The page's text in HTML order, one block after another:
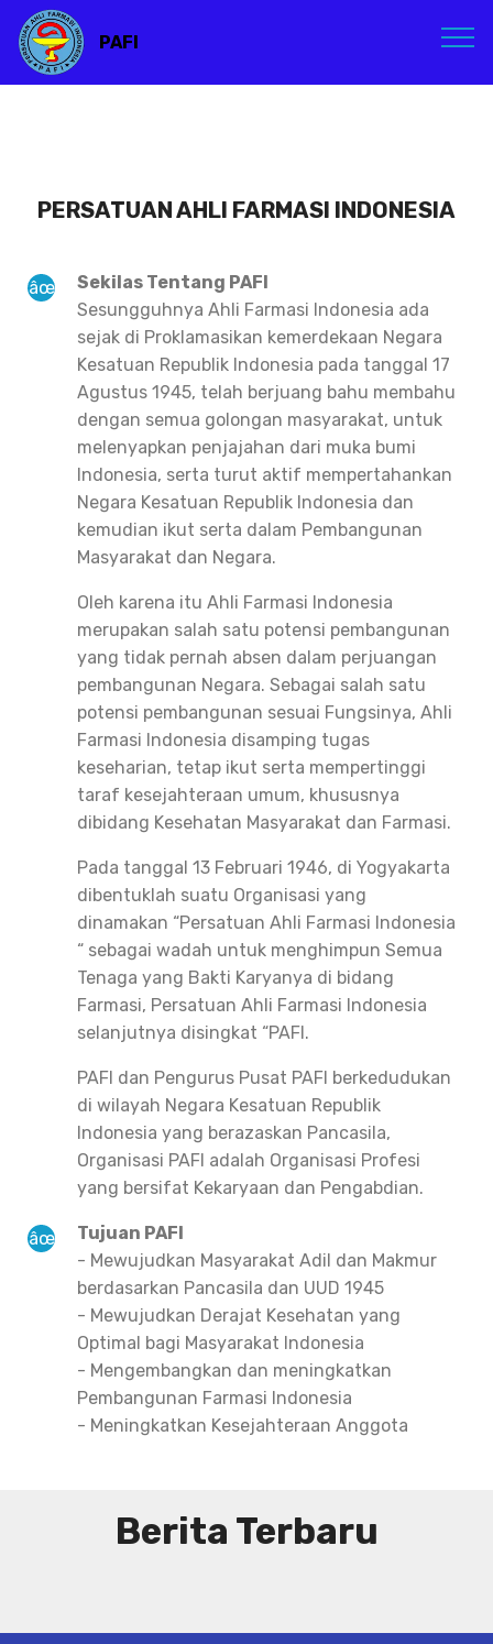
PAFI
PERSATUAN AHLI FARMASI INDONESIA
Sekilas Tentang PAFI
Sesungguhnya Ahli Farmasi Indonesia ada
sejak di Proklamasikan kemerdekaan Negara
Kesatuan Republik Indonesia pada tanggal 17
Agustus 1945, telah berjuang bahu membahu
dengan semua golongan masyarakat, untuk
melenyapkan penjajahan dari muka bumi
Indonesia, serta turut aktif mempertahankan
Negara Kesatuan Republik Indonesia dan
kemudian ikut serta dalam Pembangunan
Masyarakat dan Negara.
Oleh karena itu Ahli Farmasi Indonesia
merupakan salah satu potensi pembangunan
yang tidak pernah absen dalam perjuangan
pembangunan Negara. Sebagai salah satu
potensi pembangunan sesuai Fungsinya, Ahli
Farmasi Indonesia disamping tugas
keseharian, tetap ikut serta mempertinggi
taraf kesejahteraan umum, khususnya
dibidang Kesehatan Masyarakat dan Farmasi.
Pada tanggal 13 Februari 1946, di Yogyakarta
dibentuklah suatu Organisasi yang
dinamakan “Persatuan Ahli Farmasi Indonesia
“ sebagai wadah untuk menghimpun Semua
Tenaga yang Bakti Karyanya di bidang
Farmasi, Persatuan Ahli Farmasi Indonesia
selanjutnya disingkat “PAFI.
PAFI dan Pengurus Pusat PAFI berkedudukan
di wilayah Negara Kesatuan Republik
Indonesia yang berazaskan Pancasila,
Organisasi PAFI adalah Organisasi Profesi
yang bersifat Kekaryaan dan Pengabdian.
Tujuan PAFI
- Mewujudkan Masyarakat Adil dan Makmur
berdasarkan Pancasila dan UUD 1945
- Mewujudkan Derajat Kesehatan yang
Optimal bagi Masyarakat Indonesia
- Mengembangkan dan meningkatkan
Pembangunan Farmasi Indonesia
- Meningkatkan Kesejahteraan Anggota
Berita Terbaru